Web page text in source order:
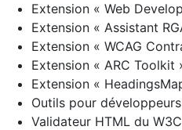
Extension « Web
Extension « Assistant
Extension « WCAG
Extension « ARC Toolkit
Extension «
Outils pour
Validateur HTML du